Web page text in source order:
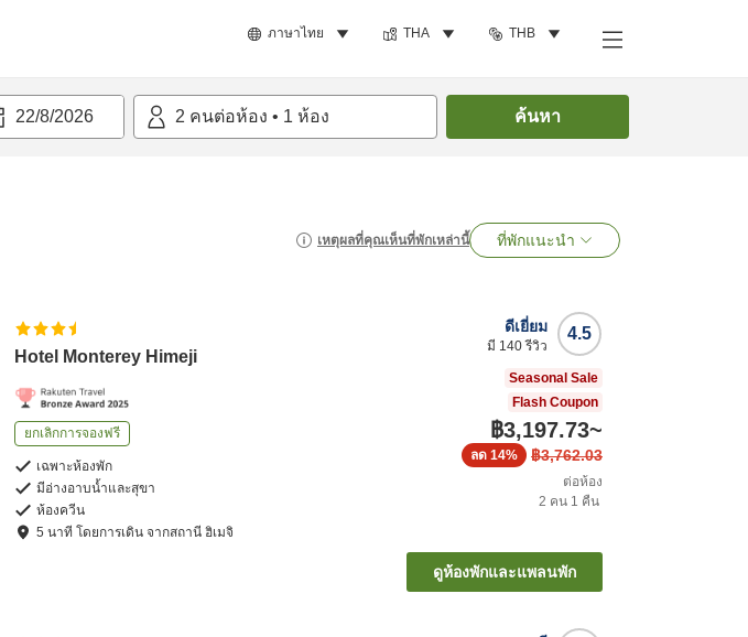
ภาษาไทย THA THB
22/8/2026 2 คนต่อห้อง • 1 ห้อง ค้นหา
เหตุผลที่คุณเห็นที่พักเหล่านี้ ที่พักแนะนำ
Hotel Monterey Himeji
ยกเลิกการจองฟรี
เฉพาะห้องพัก
มีอ่างอาบน้ำและสุขา
ห้องควีน
5 นาที โดยการเดิน จากสถานี ฮิเมจิ
4.5
ดีเยี่ยม
มี 140รีวิว
Seasonal Sale
Flash Coupon
฿3,197.73~
฿3,762.03
ลด 14%
ต่อห้อง
2 คน 1 คืน
ดูห้องพักและแพลนพัก